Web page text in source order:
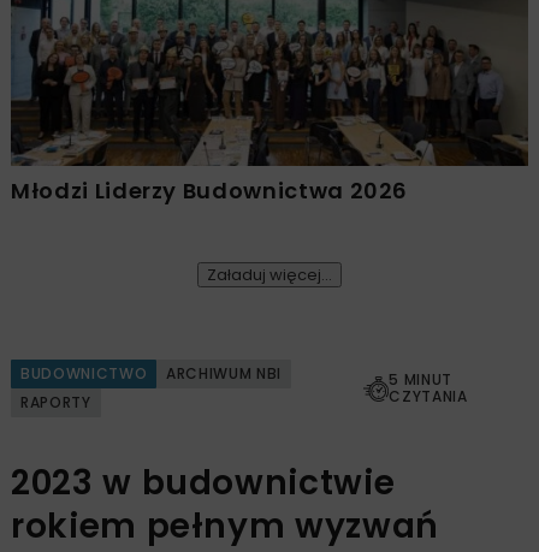
Młodzi Liderzy Budownictwa 2026
Załaduj więcej...
BUDOWNICTWO
ARCHIWUM NBI
RAPORTY
5 MINUT
CZYTANIA
2023 w budownictwie
rokiem pełnym wyzwań